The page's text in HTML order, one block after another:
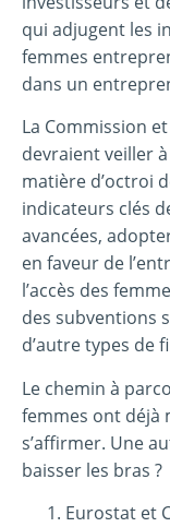
qui adjugent les
femmes
dans un
La Commission
devraient veiller
matière d’octroi
indicateurs clés
avancées,
en faveur de
l’accès des
des subventions
d’autre types de
Le chemin à
femmes ont déjà
s’affirmer. Une
baisser les bras ?
Eurostat et